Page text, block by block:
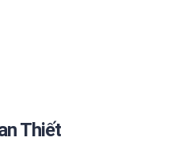
Thiết